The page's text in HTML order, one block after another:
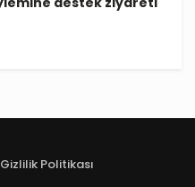
Gizlilik Politikası